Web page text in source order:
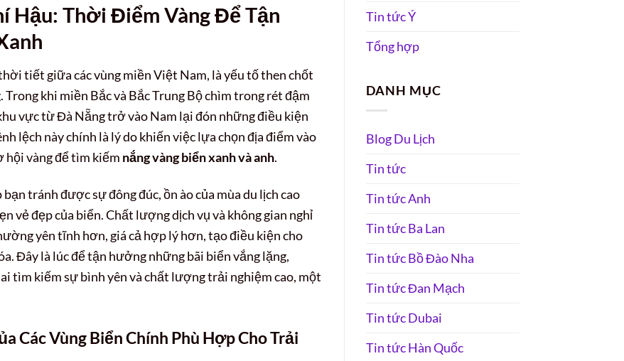
Hậu: Thời Điểm Vàng Để Tận
tiết giữa các vùng miền Việt Nam, là yếu tố then chốt
khi miền Bắc và Bắc Trung Bộ chìm trong rét đậm
vực từ Đà Nẵng trở vào Nam lại đón những điều kiện
lệch này chính là lý do khiến việc lựa chọn địa điểm vào
hội vàng để tìm kiếm nắng vàng biển xanh và anh.
tránh được sự đông đúc, ồn ào của mùa du lịch cao
vẻ đẹp của biển. Chất lượng dịch vụ và không gian nghỉ
yên tĩnh hơn, giá cả hợp lý hơn, tạo điều kiện cho
Đây là lúc để tận hưởng những bãi biển vắng lặng,
tìm kiếm sự bình yên và chất lượng trải nghiệm cao, một
Các Vùng Biển Chính Phù Hợp Cho Trải
Tin tức Ý
Tổng hợp
DANH MỤC
Blog Du Lịch
Tin tức
Tin tức Anh
Tin tức Ba Lan
Tin tức Bồ Đào Nha
Tin tức Đan Mạch
Tin tức Dubai
Tin tức Hàn Quốc